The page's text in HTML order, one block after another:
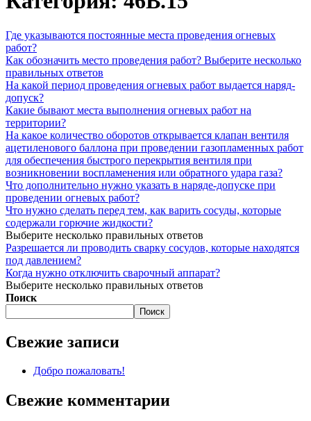
Где указываются постоянные места проведения огневых
работ?
Как обозначить место проведения работ? Выберите несколько
правильных ответов
На какой период проведения огневых работ выдается наряд-
допуск?
Какие бывают места выполнения огневых работ на
территории?
На какое количество оборотов открывается клапан вентиля
ацетиленового баллона при проведении газопламенных работ
для обеспечения быстрого перекрытия вентиля при
возникновении воспламенения или обратного удара газа?
Что дополнительно нужно указать в наряде-допуске при
проведении огневых работ?
Что нужно сделать перед тем, как варить сосуды, которые
содержали горючие жидкости?
Выберите несколько правильных ответов
Разрешается ли проводить сварку сосудов, которые находятся
под давлением?
Когда нужно отключить сварочный аппарат?
Выберите несколько правильных ответов
Поиск
Поиск
Свежие записи
Добро пожаловать!
Свежие комментарии